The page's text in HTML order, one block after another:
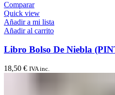
Comparar
Quick view
Añadir a mi lista
Añadir al carrito
Libro Bolso De Niebla
18,50 € IVA inc.